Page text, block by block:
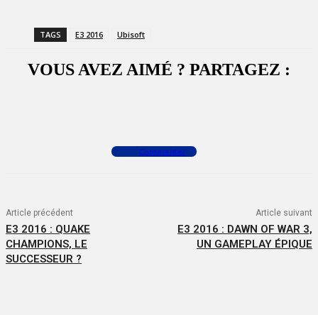
TAGS E3 2016 Ubisoft
VOUS AVEZ AIMÉ ? PARTAGEZ :
Commenter
Article précédent
E3 2016 : QUAKE
CHAMPIONS, LE
SUCCESSEUR ?
Article suivant
E3 2016 : DAWN OF WAR 3,
UN GAMEPLAY ÉPIQUE